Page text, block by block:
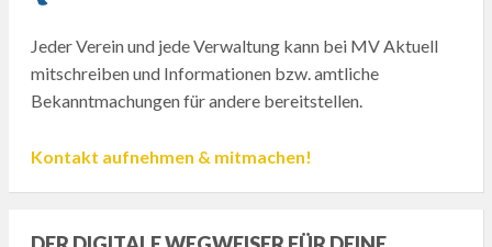
Jeder Verein und jede Verwaltung kann bei MV Aktuell
mitschreiben und Informationen bzw. amtliche
Bekanntmachungen für andere bereitstellen.
Kontakt aufnehmen & mitmachen!